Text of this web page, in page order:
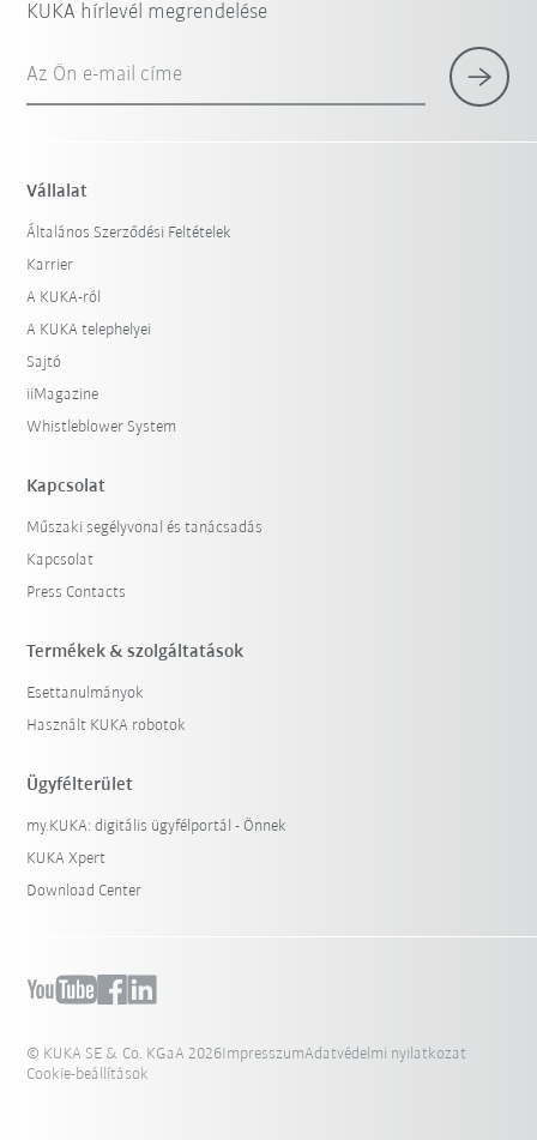
Szűrő visszaállítása
KUKA hírlevél megrendelése
Az Ön e-mail címe
Vállalat
Általános Szerződési Feltételek
Karrier
A KUKA-ról
A KUKA telephelyei
Sajtó
iiMagazine
Whistleblower System
Kapcsolat
Műszaki segélyvonal és tanácsadás
Kapcsolat
Press Contacts
Termékek & szolgáltatások
Esettanulmányok
Használt KUKA robotok
Ügyfélterület
my.KUKA: digitális ügyfélportál - Önnek
KUKA Xpert
Download Center
© KUKA SE & Co. KGaA 2026ImpresszumAdatvédelmi nyilatkozat
Cookie-beállítások